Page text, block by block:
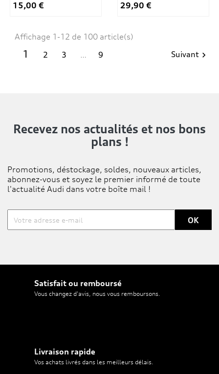
15,00 € 29,90 €
Affichage 1-12 de 100 article(s)
1 2 3 … 9 Suivant 
Recevez nos actualités et nos bons
plans !
Promotions, déstockage, soldes, nouveaux articles,
abonnez-vous et soyez le premier informé de toute
l'actualité Audi dans votre boîte mail !
Satisfait ou remboursé
Vous changez d'avis, nous vous remboursons.
Livraison rapide
Vos achats livrés dans les meilleurs délais.